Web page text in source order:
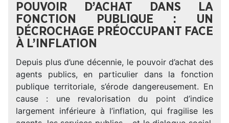
POUVOIR D’ACHAT DANS LA
FONCTION PUBLIQUE : UN
DÉCROCHAGE PRÉOCCUPANT FACE
À L’INFLATION
Depuis plus d’une décennie, le pouvoir d’achat des
agents publics, en particulier dans la fonction
publique territoriale, s’érode dangereusement. En
cause : une revalorisation du point d’indice
largement inférieure à l’inflation, qui fragilise les